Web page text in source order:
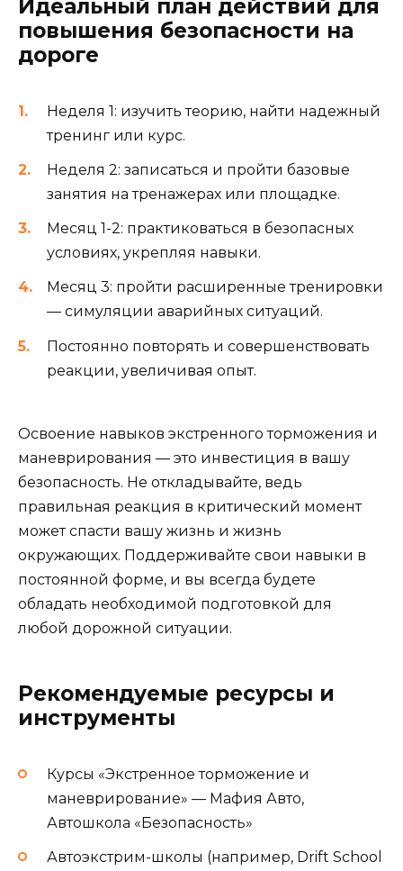
Идеальный план действий для
повышения безопасности на
дороге
Неделя 1: изучить теорию, найти надежный
тренинг или курс.
Неделя 2: записаться и пройти базовые
занятия на тренажерах или площадке.
Месяц 1-2: практиковаться в безопасных
условиях, укрепляя навыки.
Месяц 3: пройти расширенные тренировки
— симуляции аварийных ситуаций.
Постоянно повторять и совершенствовать
реакции, увеличивая опыт.
Освоение навыков экстренного торможения и
маневрирования — это инвестиция в вашу
безопасность. Не откладывайте, ведь
правильная реакция в критический момент
может спасти вашу жизнь и жизнь
окружающих. Поддерживайте свои навыки в
постоянной форме, и вы всегда будете
обладать необходимой подготовкой для
любой дорожной ситуации.
Рекомендуемые ресурсы и
инструменты
Курсы «Экстренное торможение и
маневрирование» — Мафия Авто,
Автошкола «Безопасность»
Автоэкстрим-школы (например, Drift School